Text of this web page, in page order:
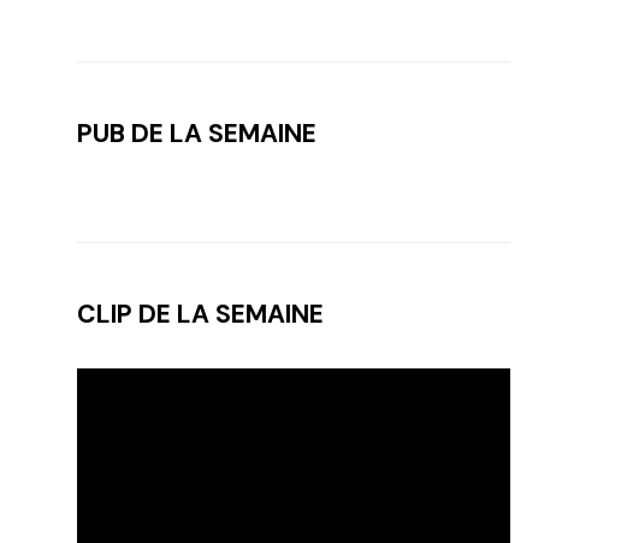
PUB DE LA SEMAINE
CLIP DE LA SEMAINE